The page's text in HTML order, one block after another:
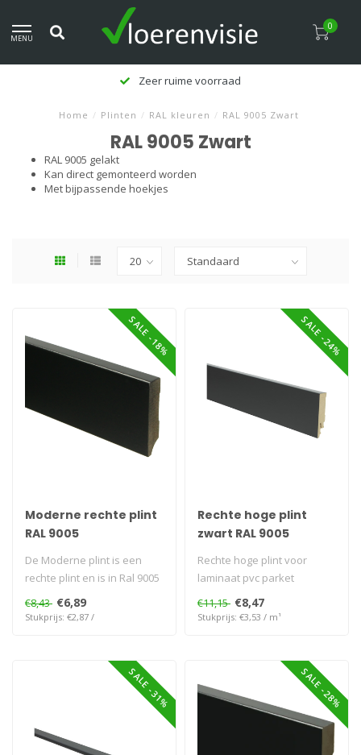
MENU
0
Zeer ruime voorraad
Home / Plinten / RAL kleuren / RAL 9005 Zwart
RAL 9005 Zwart
RAL 9005 gelakt
Kan direct gemonteerd worden
Met bijpassende hoekjes
SALE -18%
Moderne rechte plint
RAL 9005
De Moderne plint is een
rechte plint en is in Ral 9005
Voorgelakt en kan direct ..
€8,43 €6,89
Stukprijs: €2,87 /
SALE -24%
Rechte hoge plint
zwart RAL 9005
Rechte hoge plint voor
laminaat pvc parket
€11,15 €8,47
Stukprijs: €3,53 / m¹
SALE -31% SALE -28%